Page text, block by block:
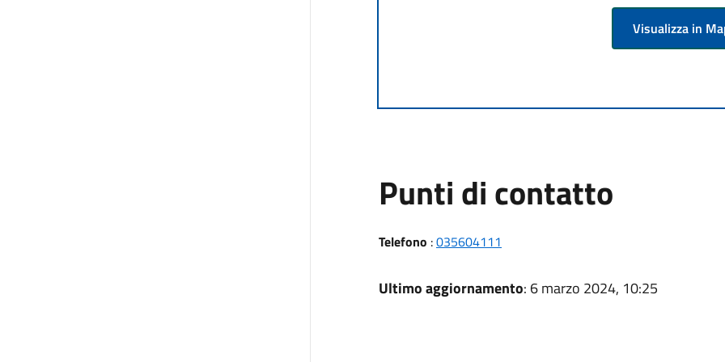
Visualizza in
Punti di contatto
Telefono :035604111
Ultimo aggiornamento: 6 marzo 2024, 10:25